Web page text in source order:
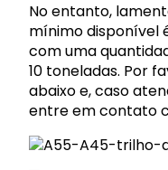
No entanto,
mínimo disponível
com uma
10 toneladas. Por
abaixo e, caso
entre em contato